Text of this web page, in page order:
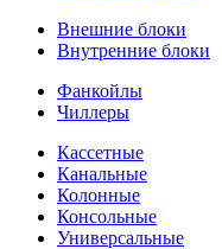
Внешние блоки
Внутренние блоки
Фанкойлы
Чиллеры
Кассетные
Канальные
Колонные
Консольные
Универсальные